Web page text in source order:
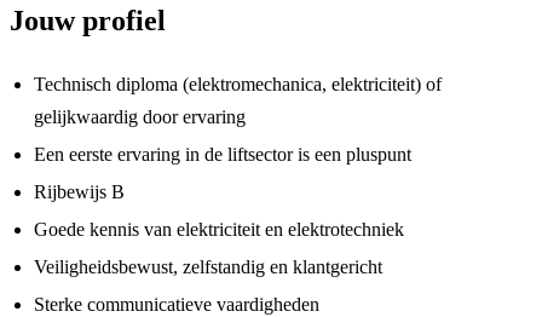
Jouw profiel
Technisch diploma (elektromechanica, elektriciteit) of
gelijkwaardig door ervaring
Een eerste ervaring in de liftsector is een pluspunt
Rijbewijs B
Goede kennis van elektriciteit en elektrotechniek
Veiligheidsbewust, zelfstandig en klantgericht
Sterke communicatieve vaardigheden